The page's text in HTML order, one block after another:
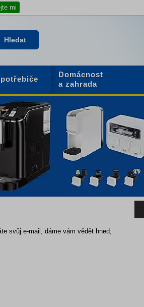
mi
Hledat
Domácnost
a zahrada
svůj e-mail, dáme vám vědět hned,